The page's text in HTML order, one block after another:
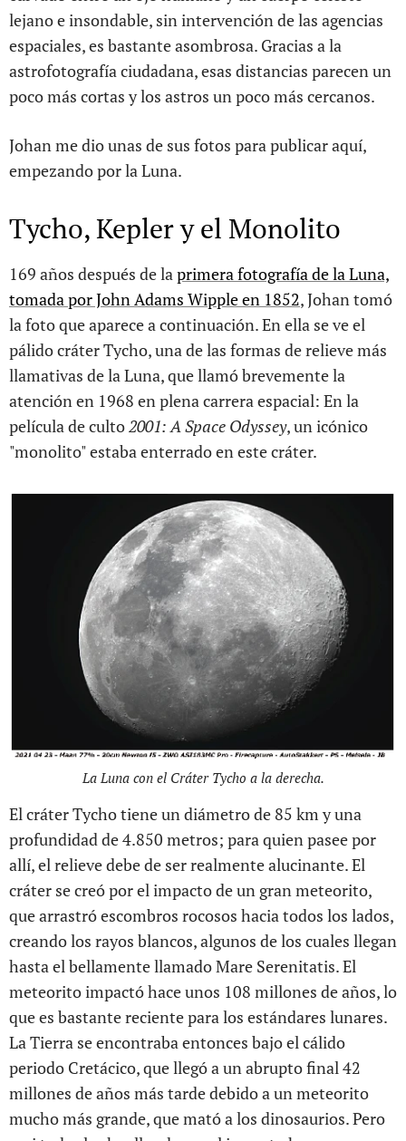
lejano e insondable, sin intervención de las agencias
espaciales, es bastante asombrosa. Gracias a la
astrofotografía ciudadana, esas distancias parecen un
poco más cortas y los astros un poco más cercanos.
Johan me dio unas de sus fotos para publicar aquí,
empezando por la Luna.
Tycho, Kepler y el Monolito
169 años después de laprimera fotografía de la Luna,
tomada por John Adams Wipple en 1852, Johan tomó
la foto que aparece a continuación. En ella se ve el
pálido cráter Tycho, una de las formas de relieve más
llamativas de la Luna, que llamó brevemente la
atención en 1968 en plena carrera espacial: En la
película de culto2001: A Space Odyssey, un icónico
"monolito" estaba enterrado en este cráter.
La Luna con el Cráter Tycho a la derecha.
El cráter Tycho tiene un diámetro de 85 km y una
profundidad de 4.850 metros; para quien pasee por
allí, el relieve debe de ser realmente alucinante. El
cráter se creó por el impacto de un gran meteorito,
que arrastró escombros rocosos hacia todos los lados,
creando los rayos blancos, algunos de los cuales llegan
hasta el bellamente llamado Mare Serenitatis. El
meteorito impactó hace unos 108 millones de años, lo
que es bastante reciente para los estándares lunares.
La Tierra se encontraba entonces bajo el cálido
periodo Cretácico, que llegó a un abrupto final 42
millones de años más tarde debido a un meteorito
mucho más grande, que mató a los dinosaurios. Pero